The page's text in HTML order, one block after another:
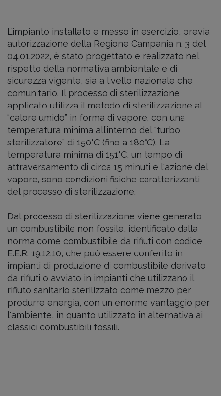
L’impianto installato e messo in esercizio, previa
autorizzazione della Regione Campania n. 3 del
04.01.2022, è stato progettato e realizzato nel
rispetto della normativa ambientale e di
sicurezza vigente, sia a livello nazionale che
comunitario. Il processo di sterilizzazione
applicato utilizza il metodo di sterilizzazione al
“calore umido” in forma di vapore, con una
temperatura minima all’interno del “turbo
sterilizzatore” di 150°C (fino a 180°C). La
temperatura minima di 151°C, un tempo di
attraversamento di circa 15 minuti e l'azione del
vapore, sono condizioni fisiche caratterizzanti
del processo di sterilizzazione.
Dal processo di sterilizzazione viene generato
un combustibile non fossile, identificato dalla
norma come combustibile da rifiuti con codice
E.E.R. 19.12.10, che può essere conferito in
impianti di produzione di combustibile derivato
da rifiuti o avviato in impianti che utilizzano il
rifiuto sanitario sterilizzato come mezzo per
produrre energia, con un enorme vantaggio per
l'ambiente, in quanto utilizzato in alternativa ai
classici combustibili fossili.